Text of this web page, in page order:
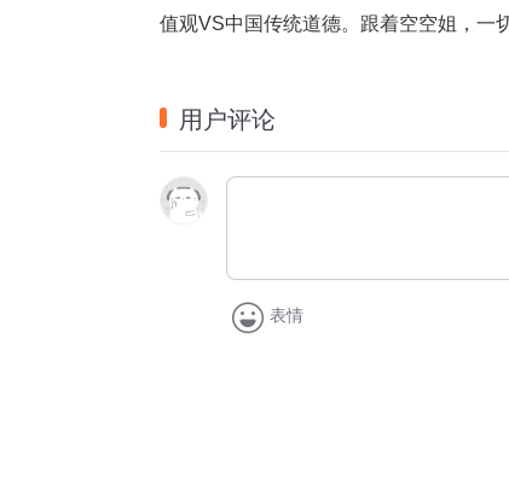
值观VS中国传统道德。跟着空空姐，一
用户评论
表情